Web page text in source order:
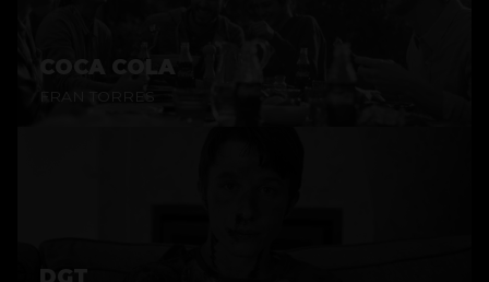
COCA COLA
FRAN TORRES
DGT